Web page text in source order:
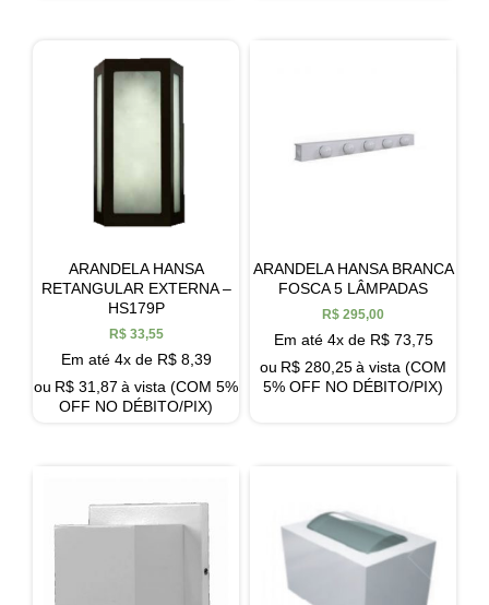
ARANDELA HANSA
RETANGULAR EXTERNA –
HS179P
R$33,55
Em até 4x de R$8,39
ou R$ 31,87 à vista (COM 5%
OFF NO DÉBITO/PIX)
ARANDELA HANSA BRANCA
FOSCA 5 LÂMPADAS
R$ 295,00
Em até 4x de R$73,75
ou R$ 280,25à vista (COM
5% OFF NO DÉBITO/PIX)